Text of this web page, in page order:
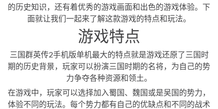
的历史知识，还有着优秀的游戏画面和出色的游戏体验。下
面就让我们一起来了解这款游戏的特点和玩法。
游戏特点
三国群英传2手机版单机最大的特点就是游戏还原了三国时
期的历史背景，玩家可以扮演三国时期的名将，为自己的势
力争夺各种资源和领土。
在游戏中，玩家可以选择加入蜀国、魏国或是吴国的势力，
体验不同的玩法。每个势力都有自己的优缺点和不同的战术